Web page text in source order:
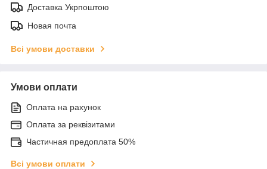
Доставка Укрпоштою
Новая почта
Всі умови доставки
Умови оплати
Оплата на рахунок
Оплата за реквізитами
Частичная предоплата 50%
Всі умови оплати